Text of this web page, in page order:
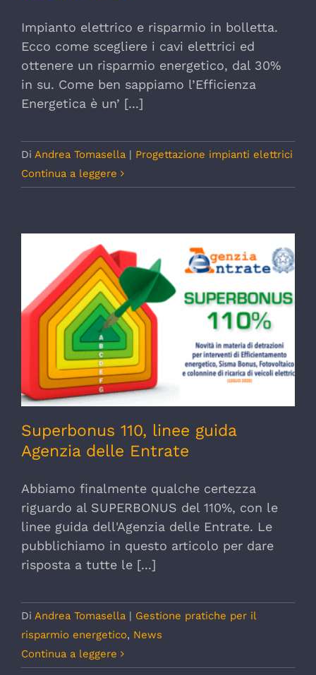
Impianto elettrico e risparmio in bolletta.
Ecco come scegliere i cavi elettrici ed
ottenere un risparmio energetico, dal 30%
in su. Come ben sappiamo l’Efficienza
Energetica è un’ [...]
Di Andrea Tomasella | Progettazione impianti elettrici
Continua a leggere
Superbonus 110, linee guida Agenzia delle
Superbonus 110, linee guida
Agenzia delle Entrate
Abbiamo finalmente qualche certezza
riguardo al SUPERBONUS del 110%, con le
linee guida dell'Agenzia delle Entrate. Le
pubblichiamo in questo articolo per dare
risposta a tutte le [...]
Di Andrea Tomasella | Gestione pratiche per il
risparmio energetico, News
Continua a leggere